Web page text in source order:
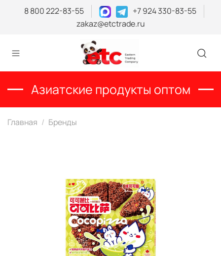
8 800 222-83-55
+7 924 330-83-55
zakaz@etctrade.ru
Азиатские продукты оптом
Главная Бренды